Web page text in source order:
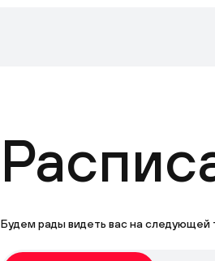
Будем рады видеть вас на следующей